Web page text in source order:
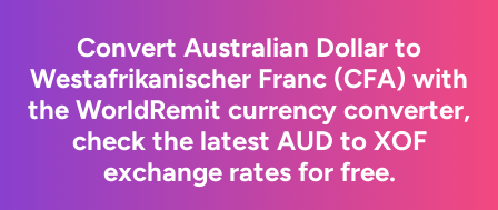
Convert Australian Dollar to
Westafrikanischer Franc (CFA) with
the WorldRemit currency converter,
check the latest AUD to XOF
exchange rates for free.